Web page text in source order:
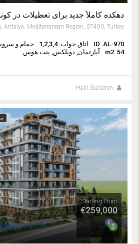
دهکده کاملاً جدید برای تعطیلات در
ID: AL-970 اتاق خواب: 1,2,3,4
حمام و
m2: 54
آپارتمان, دوبلکس, پنت هوس
Halil Gülseren
Starting From
€259,000